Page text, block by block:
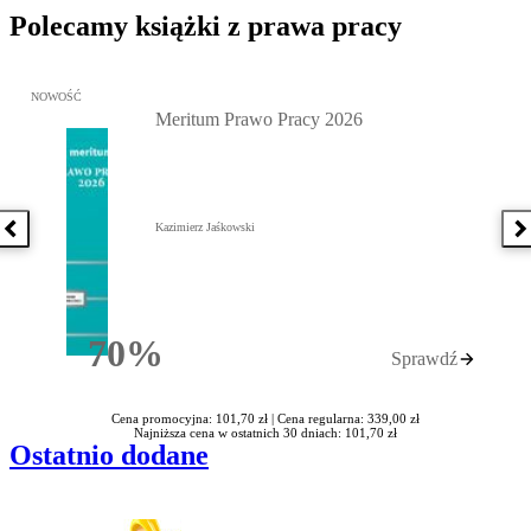
Polecamy książki z prawa pracy
Poprzednia książka
Przejdź do: Meritum Prawo Pracy 2026, Kazimierz Jaśkowski -
NOWOŚĆ
70%Rabatu
Meritum Prawo Pracy 2026
Kazimierz Jaśkowski
Sprawdź
Cena promocyjna: 101,70 zł | Cena regularna: 339,00 zł
Najniższa cena w ostatnich 30 dniach: 101,70 zł
Ostatnio dodane